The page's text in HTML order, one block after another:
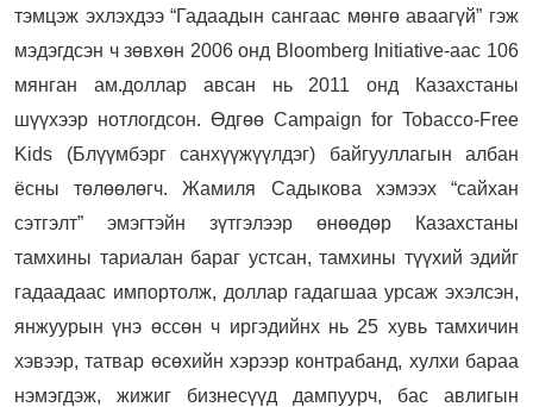
тэмцэж эхлэхдээ “Гадаадын сангаас мөнгө аваагүй” гэж
мэдэгдсэн ч зөвхөн 2006 онд Bloomberg Initiative-аас 106
мянган ам.доллар авсан нь 2011 онд Казахстаны
шүүхээр нотлогдсон. Өдгөө Campaign for Tobacco-Free
Kids (Блүүмбэрг санхүүжүүлдэг) байгууллагын албан
ёсны төлөөлөгч. Жамиля Садыкова хэмээх “сайхан
сэтгэлт” эмэгтэйн зүтгэлээр өнөөдөр Казахстаны
тамхины тариалан бараг устсан, тамхины түүхий эдийг
гадаадаас импортолж, доллар гадагшаа урсаж эхэлсэн,
янжуурын үнэ өссөн ч иргэдийнх нь 25 хувь тамхичин
хэвээр, татвар өсөхийн хэрээр контрабанд, хулхи бараа
нэмэгдэж, жижиг бизнесүүд дампуурч, бас авлигын